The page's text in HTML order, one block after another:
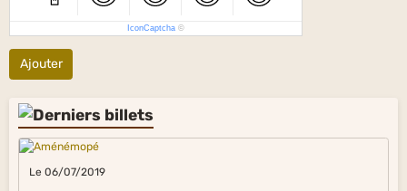
IconCaptcha ©
Ajouter
Le 06/07/2019